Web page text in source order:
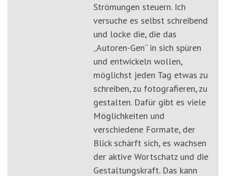
Strömungen steuern. Ich
versuche es selbst schreibend
und locke die, die das
„Autoren-Gen“ in sich spüren
und entwickeln wollen,
möglichst jeden Tag etwas zu
schreiben, zu fotografieren, zu
gestalten. Dafür gibt es viele
Möglichkeiten und
verschiedene Formate, der
Blick schärft sich, es wachsen
der aktive Wortschatz und die
Gestaltungskraft. Das kann